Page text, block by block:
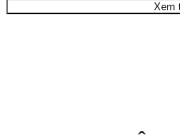
mọi dịp.
Xem